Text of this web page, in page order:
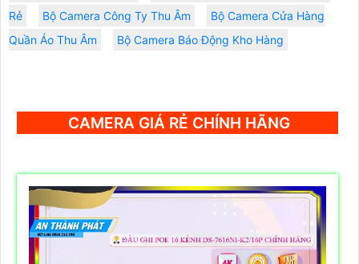
Rẻ
Bộ Camera Công Ty Thu Âm
Bộ Camera Cửa Hàng
Quần Áo Thu Âm
Bộ Camera Báo Động Kho Hàng
CAMERA GIÁ RẺ CHÍNH HÃNG